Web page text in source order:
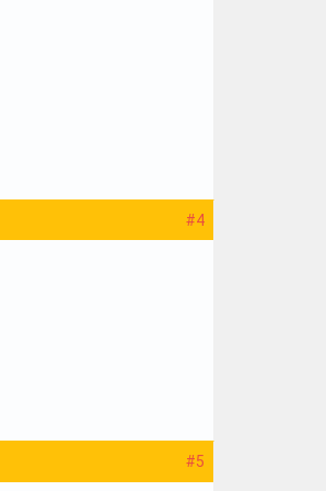
#4
#5